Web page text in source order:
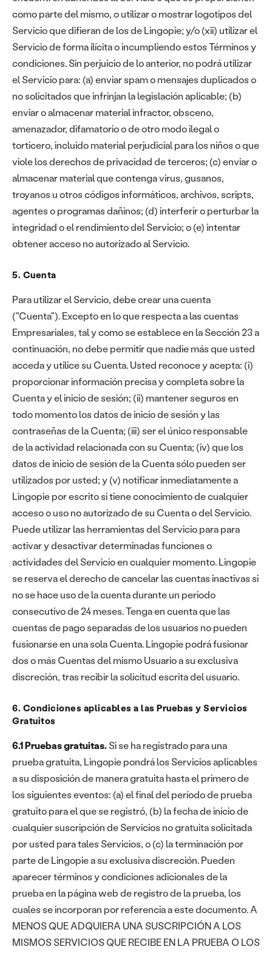
como parte del mismo, o utilizar o mostrar logotipos del
Servicio que difieran de los de Lingopie; y/o (xii) utilizar el
Servicio de forma ilícita o incumpliendo estos Términos y
condiciones. Sin perjuicio de lo anterior, no podrá utilizar
el Servicio para: (a) enviar spam o mensajes duplicados o
no solicitados que infrinjan la legislación aplicable; (b)
enviar o almacenar material infractor, obsceno,
amenazador, difamatorio o de otro modo ilegal o
torticero, incluido material perjudicial para los niños o que
viole los derechos de privacidad de terceros; (c) enviar o
almacenar material que contenga virus, gusanos,
troyanos u otros códigos informáticos, archivos, scripts,
agentes o programas dañinos; (d) interferir o perturbar la
integridad o el rendimiento del Servicio; o (e) intentar
obtener acceso no autorizado al Servicio.
5. Cuenta
Para utilizar el Servicio, debe crear una cuenta
("Cuenta"). Excepto en lo que respecta a las cuentas
Empresariales, tal y como se establece en la Sección 23 a
continuación, no debe permitir que nadie más que usted
acceda y utilice su Cuenta. Usted reconoce y acepta: (i)
proporcionar información precisa y completa sobre la
Cuenta y el inicio de sesión; (ii) mantener seguros en
todo momento los datos de inicio de sesión y las
contraseñas de la Cuenta; (iii) ser el único responsable
de la actividad relacionada con su Cuenta; (iv) que los
datos de inicio de sesión de la Cuenta sólo pueden ser
utilizados por usted; y (v) notificar inmediatamente a
Lingopie por escrito si tiene conocimiento de cualquier
acceso o uso no autorizado de su Cuenta o del Servicio.
Puede utilizar las herramientas del Servicio para para
activar y desactivar determinadas funciones o
actividades del Servicio en cualquier momento. Lingopie
se reserva el derecho de cancelar las cuentas inactivas si
no se hace uso de la cuenta durante un periodo
consecutivo de 24 meses. Tenga en cuenta que las
cuentas de pago separadas de los usuarios no pueden
fusionarse en una sola Cuenta. Lingopie podrá fusionar
dos o más Cuentas del mismo Usuario a su exclusiva
discreción, tras recibir la solicitud escrita del usuario.
6. Condiciones aplicables a las Pruebas y Servicios
Gratuitos
6.1 Pruebas gratuitas.Si se ha registrado para una
prueba gratuita, Lingopie pondrá los Servicios aplicables
a su disposición de manera gratuita hasta el primero de
los siguientes eventos: (a) el final del período de prueba
gratuito para el que se registró, (b) la fecha de inicio de
cualquier suscripción de Servicios no gratuita solicitada
por usted para tales Servicios, o (c) la terminación por
parte de Lingopie a su exclusiva discreción. Pueden
aparecer términos y condiciones adicionales de la
prueba en la página web de registro de la prueba, los
cuales se incorporan por referencia a este documento. A
MENOS QUE ADQUIERA UNA SUSCRIPCIÓN A LOS
MISMOS SERVICIOS QUE RECIBE EN LA PRUEBA O LOS